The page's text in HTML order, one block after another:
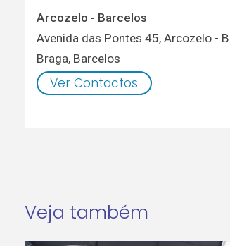
Arcozelo - Barcelos
Avenida das Pontes 45, Arcozelo -
Braga, Barcelos
Ver Contactos
Veja também